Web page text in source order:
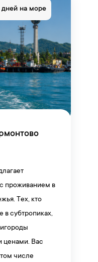
дней на море
проживанием в
Тех, кто
в субтропиках,
ценами. Вас
числе